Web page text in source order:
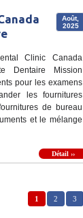
Août,
2025
Clinic Canada
Dentaire Mission
pour les examens
les fournitures
de bureau
et le mélange
Détail ››
1 2 3